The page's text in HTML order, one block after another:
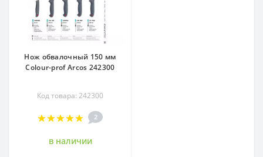
Нож обвалочный 150 мм
Сolour-prof Arcos 242300
Код товара: 242300
2
в наличии